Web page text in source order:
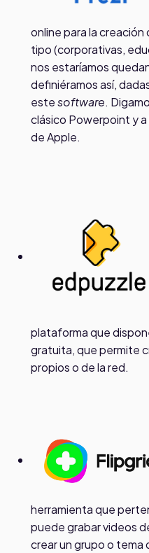
online para la
tipo (corporativas,
nos estaríamos
definiéramos así,
estesoftware.
clásico Powerpoint y
de Apple.
plataforma que
gratuita, que permite
propios o de la red.
herramienta que
puede grabar videos
crear un grupo o tema